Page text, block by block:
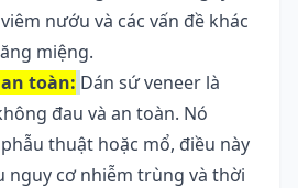
nướu và các vấn đề khác
miệng.
toàn: Dán sứ veneer là
đau và an toàn. Nó
thuật hoặc mổ, điều này
nguy cơ nhiễm trùng và thời